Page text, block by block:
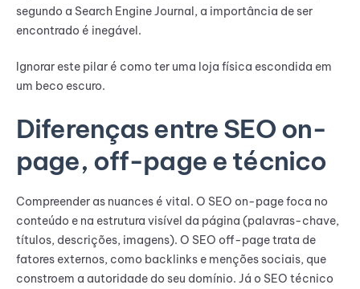
segundo a Search Engine Journal, a importância de ser
encontrado é inegável.
Ignorar este pilar é como ter uma loja física escondida em
um beco escuro.
Diferenças entre SEO on-
page, off-page e técnico
Compreender as nuances é vital. O SEO on-page foca no
conteúdo e na estrutura visível da página (palavras-chave,
títulos, descrições, imagens). O SEO off-page trata de
fatores externos, como backlinks e menções sociais, que
constroem a autoridade do seu domínio. Já o SEO técnico